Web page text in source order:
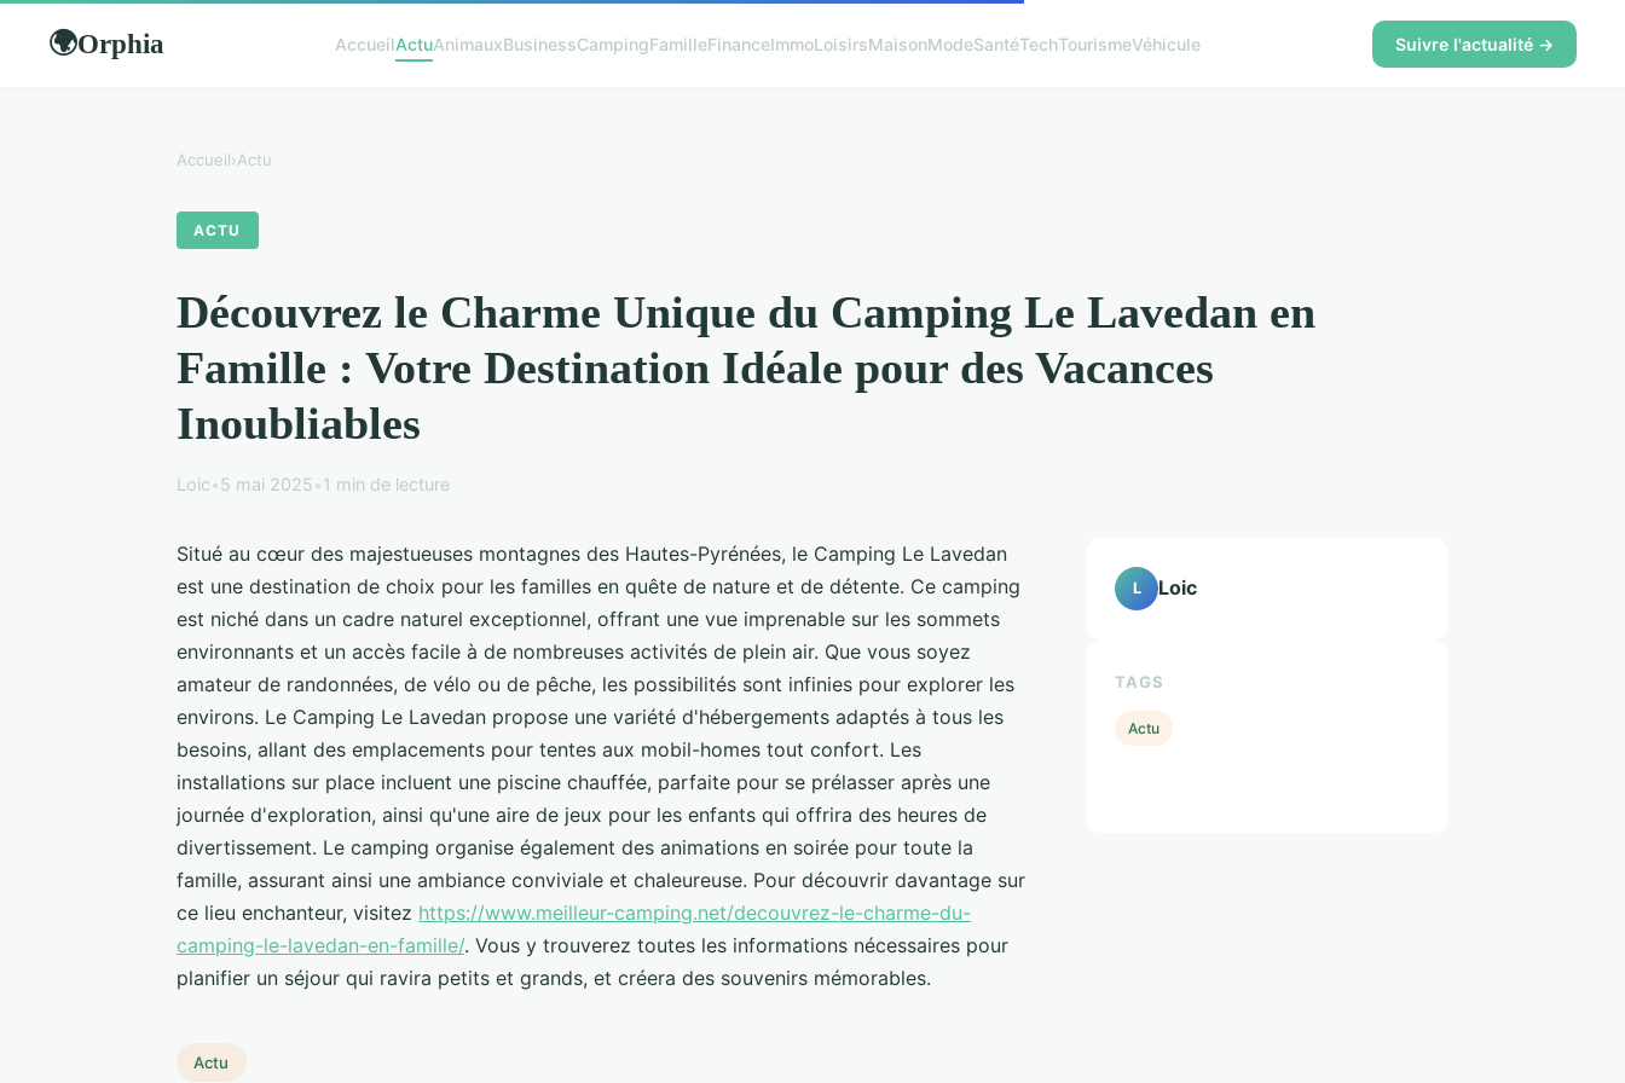
🌍Orphia AccueilActuAnimauxBusinessCampingFamilleFinanceImmoLoisirsMaisonModeSantéTechTourismeVéhicule Suivre l'actualité →
Accueil›Actu
ACTU
Découvrez le Charme Unique du Camping Le Lavedan en
Famille : Votre Destination Idéale pour des Vacances
Inoubliables
Loic•5 mai 2025•1 min de lecture
Situé au cœur des majestueuses montagnes des Hautes-Pyrénées, le Camping Le Lavedan
est une destination de choix pour les familles en quête de nature et de détente. Ce camping
est niché dans un cadre naturel exceptionnel, offrant une vue imprenable sur les sommets
environnants et un accès facile à de nombreuses activités de plein air. Que vous soyez
amateur de randonnées, de vélo ou de pêche, les possibilités sont infinies pour explorer les
environs. Le Camping Le Lavedan propose une variété d'hébergements adaptés à tous les
besoins, allant des emplacements pour tentes aux mobil-homes tout confort. Les
installations sur place incluent une piscine chauffée, parfaite pour se prélasser après une
journée d'exploration, ainsi qu'une aire de jeux pour les enfants qui offrira des heures de
divertissement. Le camping organise également des animations en soirée pour toute la
famille, assurant ainsi une ambiance conviviale et chaleureuse. Pour découvrir davantage sur
ce lieu enchanteur, visitez https://www.meilleur-camping.net/decouvrez-le-charme-du-
camping-le-lavedan-en-famille/. Vous y trouverez toutes les informations nécessaires pour
planifier un séjour qui ravira petits et grands, et créera des souvenirs mémorables.
Actu
L Loic
TAGS
Actu